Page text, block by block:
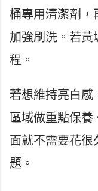
桶專用清潔劑，
加強刷洗。若黃
程。
若想維持亮白感
區域做重點保養
面就不需要花很
題。